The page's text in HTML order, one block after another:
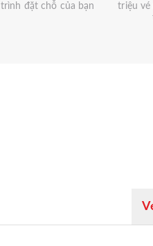
trình đặt chỗ của bạn
triệu vé